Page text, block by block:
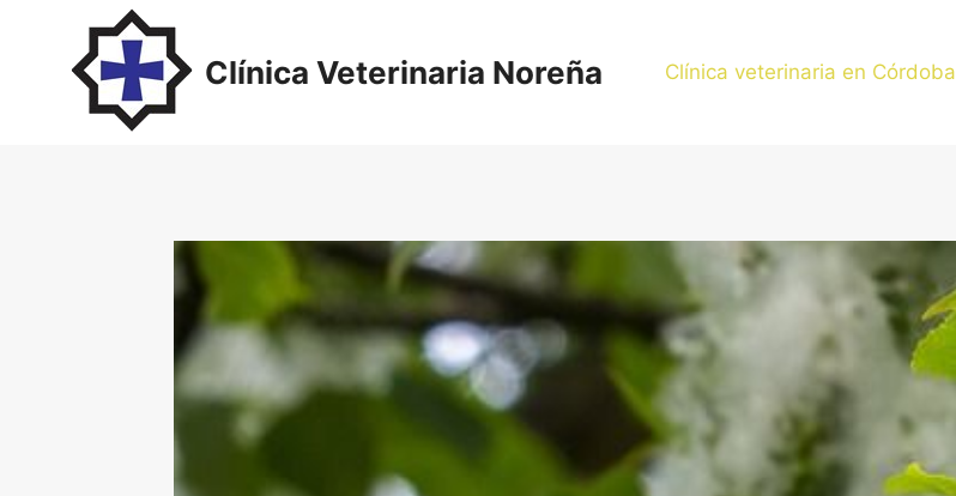
contenido
Clínica Veterinaria Noreña Clínica veterinaria en Córdoba